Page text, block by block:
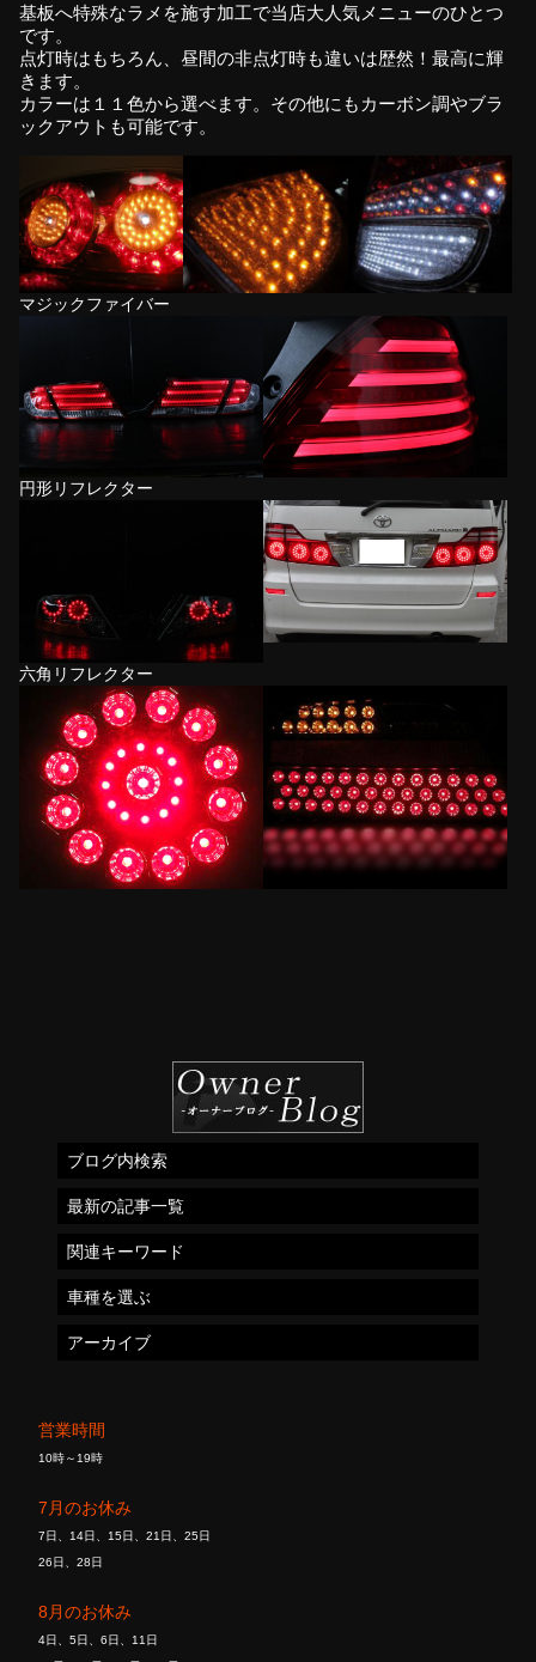
基板へ特殊なラメを施す加工で当店大人気メニューのひとつ
です。
点灯時はもちろん、昼間の非点灯時も違いは歴然！最高に輝
きます。
カラーは１１色から選べます。その他にもカーボン調やブラ
ックアウトも可能です。
マジックファイバー
円形リフレクター
六角リフレクター
営業時間
10時～19時
7月のお休み
7日、14日、15日、21日、25日
26日、28日
8月のお休み
4日、5日、6日、11日
ブログ内検索
最新の記事一覧
関連キーワード
車種を選ぶ
アーカイブ